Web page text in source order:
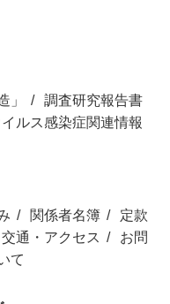
」
調査研究報告書
ルス感染症関連情報
関係者名簿
定款
交通・アクセス
お問
て